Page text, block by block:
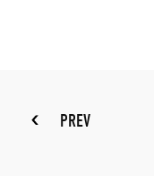
PREV